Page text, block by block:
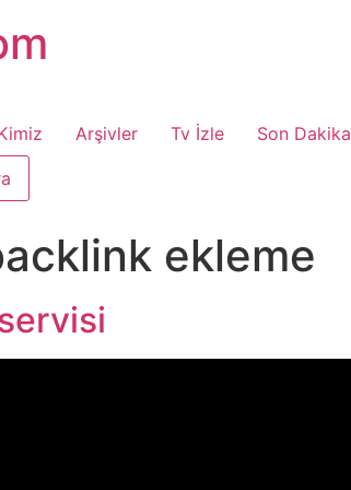
Arşivler Tv İzle Son Dakika
ekleme